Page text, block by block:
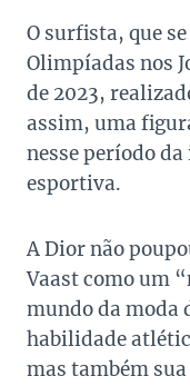
O surfista, que
Olimpíadas nos
de 2023,
assim, uma
nesse período
esportiva.
A Dior não
Vaast como um
mundo da moda
habilidade
mas também